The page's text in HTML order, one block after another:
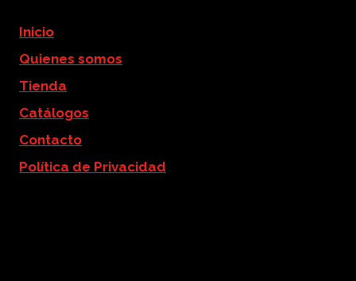
Inicio
Quienes somos
Tienda
Catálogos
Contacto
Política de Privacidad